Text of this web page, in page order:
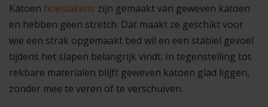
Katoen hoeslakens zijn gemaakt van geweven katoen
en hebben geen stretch. Dat maakt ze geschikt voor
wie een strak opgemaakt bed wil en een stabiel gevoel
tijdens het slapen belangrijk vindt. In tegenstelling tot
rekbare materialen blijft geweven katoen glad liggen,
zonder mee te veren of te verschuiven.